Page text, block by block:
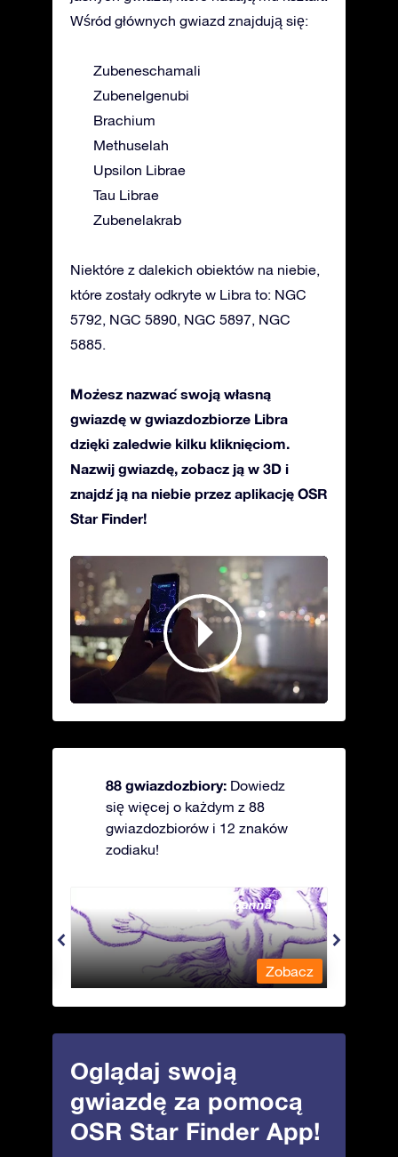
Wśród głównych gwiazd znajdują się:
Zubeneschamali
Zubenelgenubi
Brachium
Methuselah
Upsilon Librae
Tau Librae
Zubenelakrab
Niektóre z dalekich obiektów na niebie,
które zostały odkryte w Libra to: NGC
5792, NGC 5890, NGC 5897, NGC
5885.
Możesz nazwać swoją własną
gwiazdę w gwiazdozbiorze Libra
dzięki zaledwie kilku kliknięciom.
Nazwij gwiazdę, zobacz ją w 3D i
znajdź ją na niebie przez aplikację OSR
Star Finder!
88 gwiazdozbiory: Dowiedz
się więcej o każdym z 88
gwiazdozbiorów i 12 znaków
zodiaku!
Andromeda - Związana panna
Zobacz
Oglądaj swoją
gwiazdę za pomocą
OSR Star Finder App!